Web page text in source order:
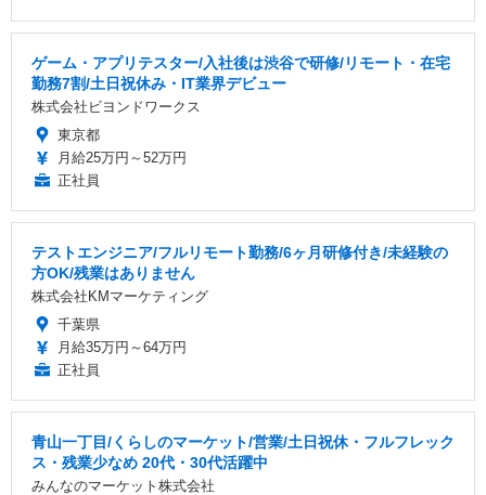
ゲーム・アプリテスター/入社後は渋谷で研修/リモート・在宅
勤務7割/土日祝休み・IT業界デビュー
株式会社ビヨンドワークス
東京都
月給25万円～52万円
正社員
テストエンジニア/フルリモート勤務/6ヶ月研修付き/未経験の
方OK/残業はありません
株式会社KMマーケティング
千葉県
月給35万円～64万円
正社員
青山一丁目/くらしのマーケット/営業/土日祝休・フルフレック
ス・残業少なめ 20代・30代活躍中
みんなのマーケット株式会社